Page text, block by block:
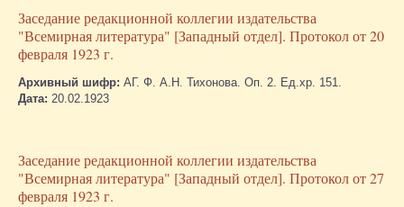
Заседание редакционной коллегии издательства
"Всемирная литература" [Западный отдел]. Протокол от 20
февраля 1923 г.
Архивный шифр: АГ. Ф. А.Н. Тихонова. Оп. 2. Ед.хр. 151.
Дата: 20.02.1923
Заседание редакционной коллегии издательства
"Всемирная литература" [Западный отдел]. Протокол от 27
февраля 1923 г.